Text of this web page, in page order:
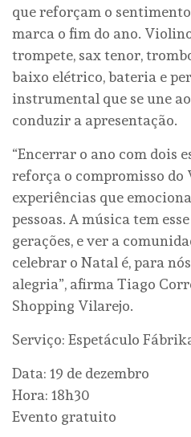
que reforçam o
marca o fim do ano.
trompete, sax tenor,
baixo elétrico, bateria e
instrumental que se une
conduzir a apresentação.
“Encerrar o ano com dois
reforça o compromisso do
experiências que
pessoas. A música tem
gerações, e ver a
celebrar o Natal é, para
alegria”, afirma Tiago
Shopping Vilarejo.
Serviço: Espetáculo
Data: 19 de dezembro
Hora: 18h30
Evento gratuito